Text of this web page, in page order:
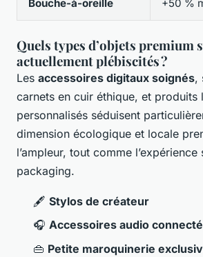
Bouche-à-oreille +50 %
Quels types d’objets premium
actuellement plébiscités ?
Les accessoires digitaux soignés,
carnets en cuir éthique, et produits
personnalisés séduisent
dimension écologique et locale
l’ampleur, tout comme
packaging.
🖋 Stylos de créateur
🎧 Accessoires audio
👜 Petite maroquinerie